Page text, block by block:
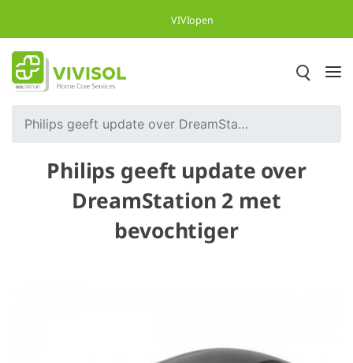
Overslaan en naar hoofdinhoud gaan
VIVIopen
Philips geeft update over DreamStation 2 met bevochtiger
Philips geeft update over
DreamStation 2 met
bevochtiger